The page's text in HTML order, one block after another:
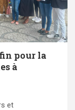
pour la
à
et